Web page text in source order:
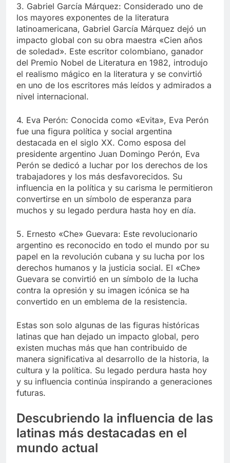
3. Gabriel García Márquez: Considerado uno de
los mayores exponentes de la literatura
latinoamericana, Gabriel García Márquez dejó un
impacto global con su obra maestra «Cien años
de soledad». Este escritor colombiano, ganador
del Premio Nobel de Literatura en 1982, introdujo
el realismo mágico en la literatura y se convirtió
en uno de los escritores más leídos y admirados a
nivel internacional.
4. Eva Perón: Conocida como «Evita», Eva Perón
fue una figura política y social argentina
destacada en el siglo XX. Como esposa del
presidente argentino Juan Domingo Perón, Eva
Perón se dedicó a luchar por los derechos de los
trabajadores y los más desfavorecidos. Su
influencia en la política y su carisma le permitieron
convertirse en un símbolo de esperanza para
muchos y su legado perdura hasta hoy en día.
5. Ernesto «Che» Guevara: Este revolucionario
argentino es reconocido en todo el mundo por su
papel en la revolución cubana y su lucha por los
derechos humanos y la justicia social. El «Che»
Guevara se convirtió en un símbolo de la lucha
contra la opresión y su imagen icónica se ha
convertido en un emblema de la resistencia.
Estas son solo algunas de las figuras históricas
latinas que han dejado un impacto global, pero
existen muchas más que han contribuido de
manera significativa al desarrollo de la historia, la
cultura y la política. Su legado perdura hasta hoy
y su influencia continúa inspirando a generaciones
futuras.
Descubriendo la influencia de las
latinas más destacadas en el
mundo actual